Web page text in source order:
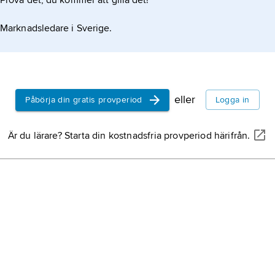
Marknadsledare i Sverige.
Påbörja din gratis provperiod eller Logga in
Är du lärare? Starta din kostnadsfria provperiod härifrån.